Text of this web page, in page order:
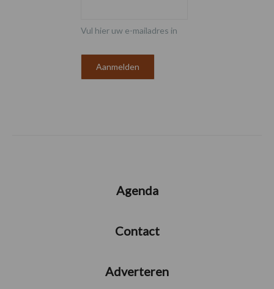
Vul hier uw e-mailadres in
Agenda
Contact
Adverteren